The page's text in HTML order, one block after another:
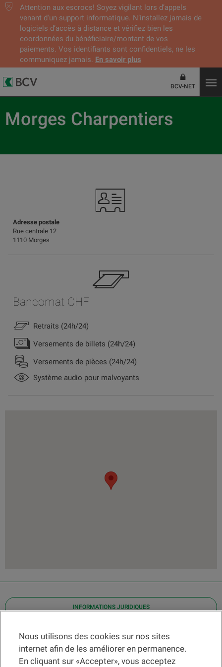
Attention aux escrocs! Soyez vigilant lors d’appels
venant d'un support informatique. N’installez jamais de
logiciels d’accès à distance et vérifiez bien les
coordonnées du bénéficiaire/montant de vos
paiements. Vos identifiants sont confidentiels, ne les
communiquez jamais. En savoir plus
BCV-NET
Morges Charpentiers
Adresse postale
Rue centrale 12
1110 Morges
Bancomat CHF
Retraits (24h/24)
Versements de billets (24h/24)
Versements de pièces (24h/24)
Système audio pour malvoyants
INFORMATIONS JURIDIQUES
Contact
Localiser une agence
Aide
Nous utilisons des cookies sur nos sites
internet afin de les améliorer en permanence.
En cliquant sur «Accepter», vous acceptez